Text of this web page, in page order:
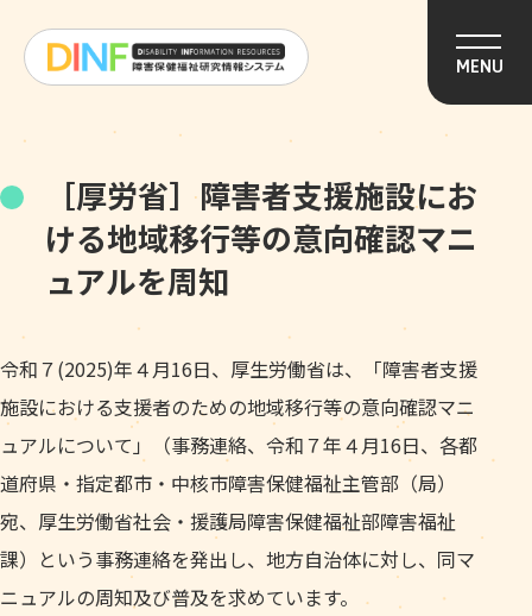
MENU
［厚労省］障害者支援施設にお
ける地域移行等の意向確認マニ
ュアルを周知
令和７(2025)年４月16日、厚生労働省は、「障害者支援
施設における支援者のための地域移行等の意向確認マニ
ュアルについて」（事務連絡、令和７年４月16日、各都
道府県・指定都市・中核市障害保健福祉主管部（局）
宛、厚生労働省社会・援護局障害保健福祉部障害福祉
課）という事務連絡を発出し、地方自治体に対し、同マ
ニュアルの周知及び普及を求めています。